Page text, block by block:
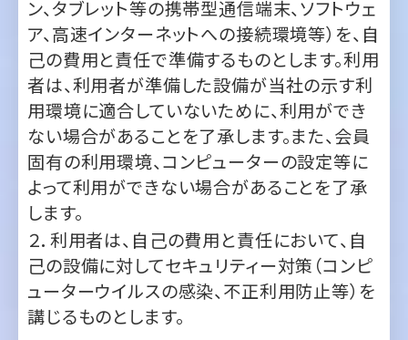
用環境に適合していないために、利用ができ
ない場合があることを了承します。また、会員
固有の利用環境、コンピューターの設定等に
よって利用ができない場合があることを了承
します。
２．利用者は、自己の費用と責任において、自
己の設備に対してセキュリティー対策（コンピ
ューターウイルスの感染、不正利用防止等）を
講じるものとします。
第４章 会員サポート
第８条 問い合わせ